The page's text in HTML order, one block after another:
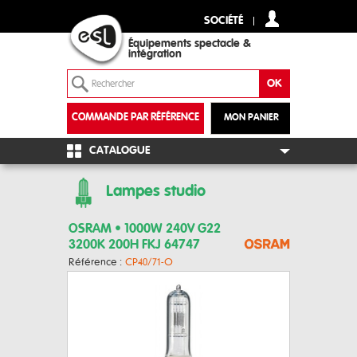
SOCIÉTÉ
Équipements spectacle &
intégration
MON PANIER
COMMANDE PAR RÉFÉRENCE
+
CATALOGUE
Lampes studio
OSRAM • 1000W 240V G22
3200K 200H FKJ 64747
Référence : CP40/71-O